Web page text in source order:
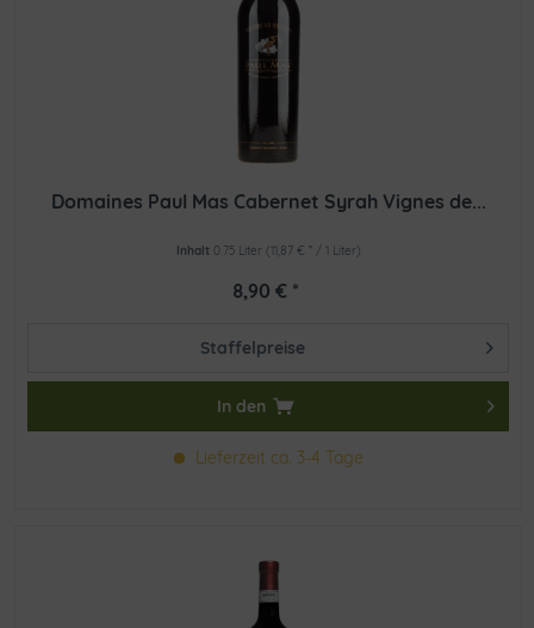
Domaines Paul Mas Cabernet Syrah Vignes de...
Inhalt 0.75 Liter (11,87 € * / 1 Liter)
8,90 € *
Staffelpreise
In den
Lieferzeit ca. 3-4 Tage